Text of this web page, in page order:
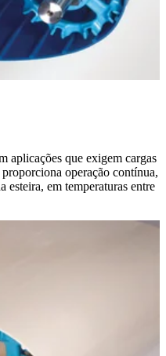
aplicações que exigem cargas
operação contínua,
esteira, em temperaturas entre